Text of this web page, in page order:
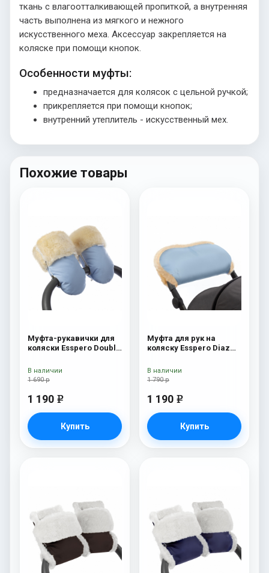
ткань с влагоотталкивающей пропиткой, а внутренняя
часть выполнена из мягкого и нежного
искусственного меха. Аксессуар закрепляется на
коляске при помощи кнопок.
Особенности муфты:
предназначается для колясок с цельной ручкой;
прикрепляется при помощи кнопок;
внутренний утеплитель - искусственный мех.
Похожие товары
Муфта-рукавички для
коляски Esspero Double
Blue Mountain
1 690 р
1 190 e
Купить
В наличии
Муфта для рук на
коляску Esspero Diaz
Blue Mountain
1 790 р
1 190 e
Купить
В наличии